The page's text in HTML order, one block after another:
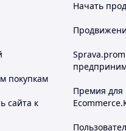
покупкам
сайта к
Начать
Премия для